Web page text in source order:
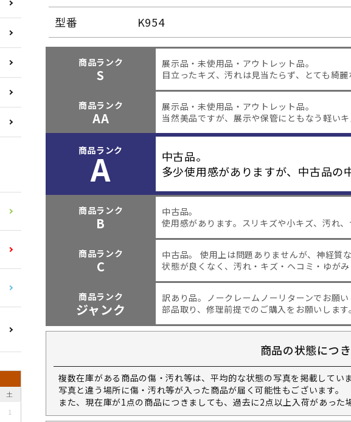
土
1
型番
K954
商品ランク
S
展示品・未使用品・アウトレット品。
目立ったキズ、汚れは見当たらず、とても綺麗
商品ランク
AA
展示品・未使用品・アウトレット品。
当然美品ですが、展示や保管にともなう軽いキ
商品ランク
A
中古品。
多少使用感がありますが、中古品の
商品ランク
B
中古品。
使用感があります。スリキズや小キズ、汚れ、
商品ランク
C
中古品。 使用上は問題ありませんが、神経質
状態が良くなく、汚れ・キズ・ヘコミ・ゆがみ
商品ランク
ジャンク
訳あり品。 ノークレームノーリターンでお願い
部品取り、修理前提でのご購入をお願いします。
商品の状態につ
複数在庫がある商品の傷・汚れ等は、平均的な状態の写真を掲載していま
写真と違う場所に傷・汚れ等が入った商品が届く可能性もございます。
また、現在庫が1点の商品につきましても、過去に2点以上入荷があった